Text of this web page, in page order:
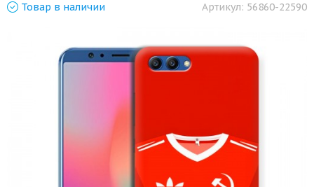
Товар в наличии Артикул: 56860-22590